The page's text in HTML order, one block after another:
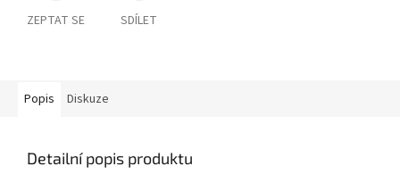
ZEPTAT SE SDÍLET
Popis Diskuze
Detailní popis produktu